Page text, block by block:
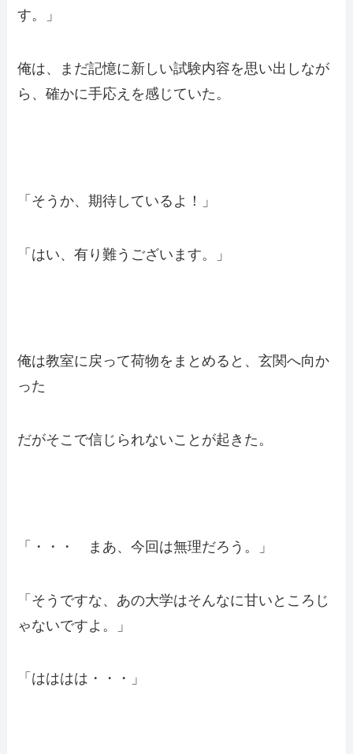
す。」
俺は、まだ記憶に新しい試験内容を思い出しなが
ら、確かに手応えを感じていた。
「そうか、期待しているよ！」
「はい、有り難うございます。」
俺は教室に戻って荷物をまとめると、玄関へ向か
った
だがそこで信じられないことが起きた。
「・・・ まあ、今回は無理だろう。」
「そうですな、あの大学はそんなに甘いところじ
ゃないですよ。」
「はははは・・・」